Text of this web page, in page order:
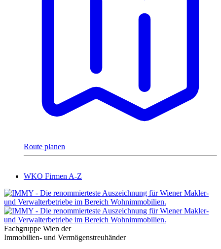
Route planen
WKO Firmen A-Z
Fachgruppe Wien der
Immobilien- und Vermögenstreuhänder